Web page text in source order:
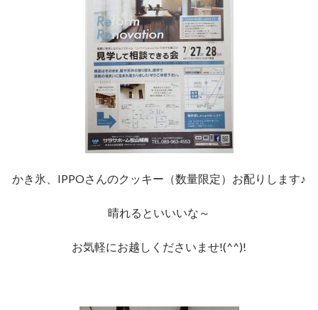
かき氷、IPPOさんのクッキー（数量限定）お配りします♪
晴れるといいいな～
お気軽にお越しくださいませ!(^^)!